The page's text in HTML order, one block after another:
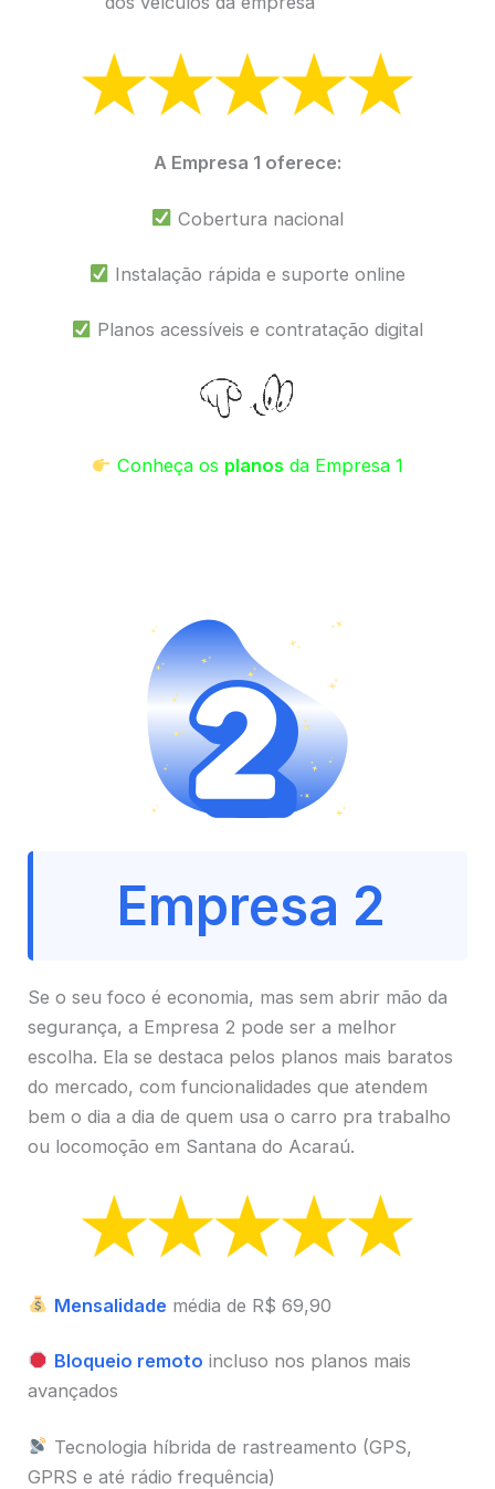
A Empresa 1 oferece:
Cobertura nacional
Instalação rápida e suporte online
Planos acessíveis e contratação digital
Conheça os planos da Empresa 1
Empresa 2
Se o seu foco é economia, mas sem abrir mão da
segurança, a Empresa 2 pode ser a melhor
escolha. Ela se destaca pelos planos mais baratos
do mercado, com funcionalidades que atendem
bem o dia a dia de quem usa o carro pra trabalho
ou locomoção em Santana do Acaraú.
Mensalidade média de R$ 69,90
Bloqueio remoto incluso nos planos mais
avançados
Tecnologia híbrida de rastreamento (GPS,
GPRS e até rádio frequência)